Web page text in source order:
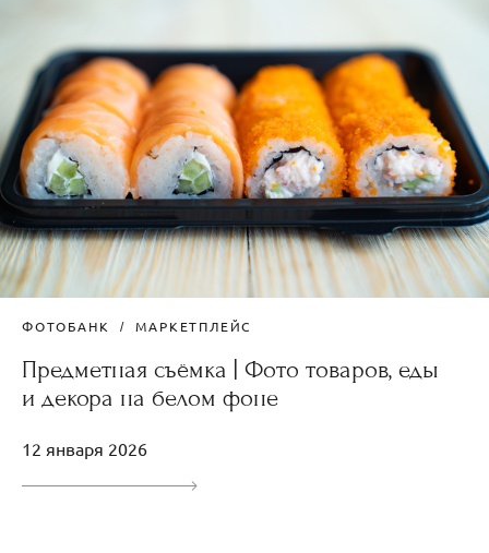
ФОТОБАНК МАРКЕТПЛЕЙС
Предметная съёмка | Фото товаров, еды
и декора на белом фоне
12 января 2026